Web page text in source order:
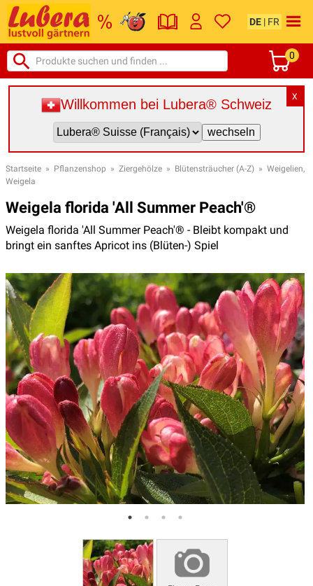
DE | FR
0
X
Willkommen bei Lubera® Schweiz
Startseite » Pflanzenshop » Ziergehölze » Blütensträucher (A-Z) » Weigelien,
Weigela
Weigela florida 'All Summer Peach'®
Weigela florida 'All Summer Peach'® - Bleibt kompakt und
bringt ein sanftes Apricot ins (Blüten-) Spiel